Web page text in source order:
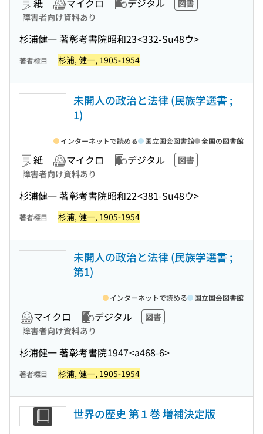
紙 マイクロ デジタル
図書
障害者向け資料あり
杉浦健一 著彰考書院昭和23<332-Su48ウ>
著者標目 杉浦, 健一, 1905-1954
未開人の政治と法律 (民族学選書 ;
1)
紙 マイクロ デジタル
図書
障害者向け資料あり
杉浦健一 著彰考書院昭和22<381-Su48ウ>
インターネットで読める 国立国会図書館 全国の図書館
著者標目 杉浦, 健一, 1905-1954
未開人の政治と法律 (民族学選書 ;
第1)
マイクロ デジタル
図書
障害者向け資料あり
杉浦健一 著彰考書院1947<a468-6>
インターネットで読める 国立国会図書館
著者標目 杉浦, 健一, 1905-1954
世界の歴史 第１巻 増補決定版